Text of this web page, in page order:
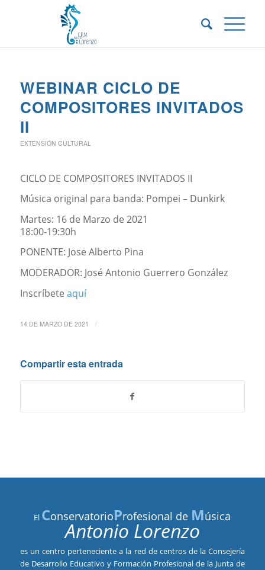
WEBINAR CICLO DE
COMPOSITORES INVITADOS
II
EXTENSIÓN CULTURAL
CICLO DE COMPOSITORES INVITADOS II
Música original para banda: Pompei – Dunkirk
Martes: 16 de Marzo de 2021
18:00-19:30h
PONENTE: Jose Alberto Pina
MODERADOR: José Antonio Guerrero González
Inscríbete aquí
14 DE MARZO DE 2021 /
Compartir esta entrada
El ConservatorioProfesional de Música
Antonio Lorenzo
es un centro perteneciente a la red de centros de la Consejería
de Desarrollo Educativo y Formación Profesional de la Junta de